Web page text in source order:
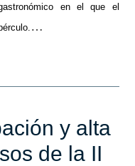
en el que el
…
y alta
de la II